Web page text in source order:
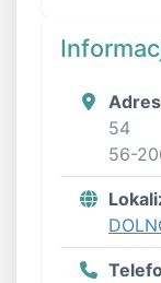
54
56-